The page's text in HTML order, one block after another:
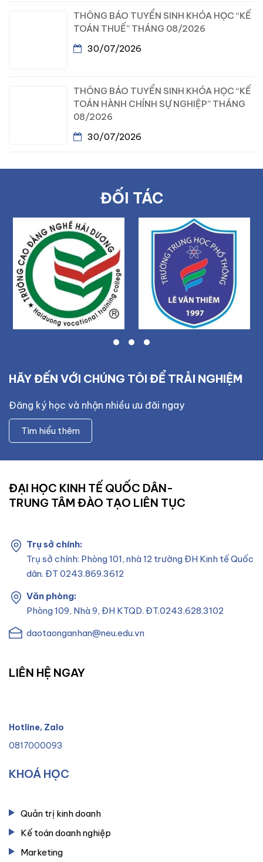
THÔNG BÁO TUYỂN SINH KHÓA HỌC “KẾ
TOÁN THUẾ” THÁNG 08/2026
30/07/2026
THÔNG BÁO TUYỂN SINH KHÓA HỌC “KẾ
TOÁN HÀNH CHÍNH SỰ NGHIỆP” THÁNG
08/2026
30/07/2026
ĐỐI TÁC
HÃY ĐẾN VỚI CHÚNG TÔI ĐỂ TRẢI NGHIỆM
Đăng ký học và nhận nhiều ưu đãi ngay
Tìm hiểu thêm
ĐẠI HỌC KINH TẾ QUỐC DÂN-
TRUNG TÂM ĐÀO TẠO LIÊN TỤC
Trụ sở chính:
Trụ sở chính: Phòng 101, nhà 12 trường ĐH Kinh tế Quốc
dân. ĐT 0243.869.3612
Văn phòng:
Phòng 109, Nhà 9, ĐH KTQD. ĐT.0243.628.3102
daotaonganhan@neu.edu.vn
LIÊN HỆ NGAY
Hotline, Zalo
0817000093
KHOÁ HỌC
Quản trị kinh doanh
Kế toán doanh nghiệp
Marketing